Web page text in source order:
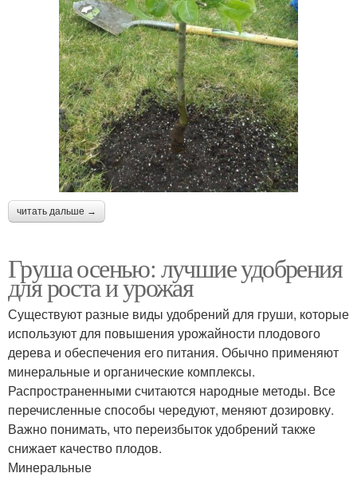
читать дальше →
Груша осенью: лучшие удобрения
для роста и урожая
Существуют разные виды удобрений для груши, которые
используют для повышения урожайности плодового
дерева и обеспечения его питания. Обычно применяют
минеральные и органические комплексы.
Распространенными считаются народные методы. Все
перечисленные способы чередуют, меняют дозировку.
Важно понимать, что переизбыток удобрений также
снижает качество плодов.
Минеральные